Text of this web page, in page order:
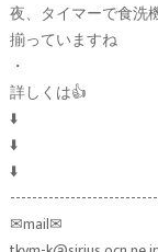
夜、タイマーで食洗
揃っていますね
・
詳しくは👍
⬇️
⬇️
⬇️
✉︎mail✉︎